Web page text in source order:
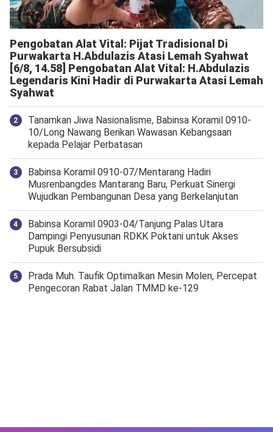
Pengobatan Alat Vital: Pijat Tradisional Di
Purwakarta H.Abdulazis Atasi Lemah Syahwat
[6/8, 14.58] Pengobatan Alat Vital: H.Abdulazis
Legendaris Kini Hadir di Purwakarta Atasi Lemah
Syahwat
Tanamkan Jiwa Nasionalisme, Babinsa Koramil 0910-
10/Long Nawang Berikan Wawasan Kebangsaan
kepada Pelajar Perbatasan
Babinsa Koramil 0910-07/Mentarang Hadiri
Musrenbangdes Mantarang Baru, Perkuat Sinergi
Wujudkan Pembangunan Desa yang Berkelanjutan
‎Babinsa Koramil 0903-04/Tanjung Palas Utara
Dampingi Penyusunan RDKK Poktani untuk Akses
Pupuk Bersubsidi
Prada Muh. Taufik Optimalkan Mesin Molen, Percepat
Pengecoran Rabat Jalan TMMD ke-129